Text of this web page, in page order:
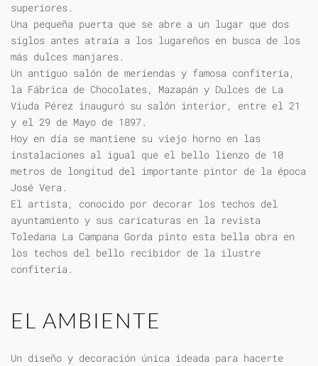
superiores.
Una pequeña puerta que se abre a un lugar que dos
siglos antes atraía a los lugareños en busca de los
más dulces manjares.
Un antiguo salón de meriendas y famosa confitería,
la Fábrica de Chocolates, Mazapán y Dulces de La
Viuda Pérez inauguró su salón interior, entre el 21
y el 29 de Mayo de 1897.
Hoy en día se mantiene su viejo horno en las
instalaciones al igual que el bello lienzo de 10
metros de longitud del importante pintor de la época
José Vera.
El artista, conocido por decorar los techos del
ayuntamiento y sus caricaturas en la revista
Toledana La Campana Gorda pinto esta bella obra en
los techos del bello recibidor de la ilustre
confitería.
EL AMBIENTE
Un diseño y decoración única ideada para hacerte